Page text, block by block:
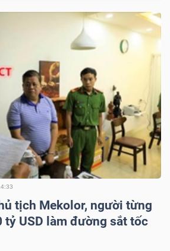
tịch Mekolor, người từng
tỷ USD làm đường sắt tốc